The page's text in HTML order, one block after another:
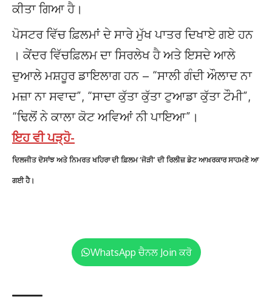
ਕੀਤਾ ਗਿਆ ਹੈ।
ਪੋਸਟਰ ਵਿੱਚ ਫ਼ਿਲਮਾਂ ਦੇ ਸਾਰੇ ਮੁੱਖ ਪਾਤਰ ਦਿਖਾਏ ਗਏ ਹਨ
। ਕੇਂਦਰ ਵਿੱਚਫ਼ਿਲਮ ਦਾ ਸਿਰਲੇਖ ਹੈ ਅਤੇ ਇਸਦੇ ਆਲੇ
ਦੁਆਲੇ ਮਸ਼ਹੂਰ ਡਾਇਲਾਗ ਹਨ – “ਸਾਲੀ ਗੰਦੀ ਔਲਾਦ ਨਾ
ਮਜ਼ਾ ਨਾ ਸਵਾਦ”, “ਸਾਦਾ ਕੁੱਤਾ ਕੁੱਤਾ ਟੁਆਡਾ ਕੁੱਤਾ ਟੌਮੀ”,
“ਢਿਲੋਂ ਨੇ ਕਾਲਾ ਕੋਟ ਅਵਿਆਂ ਨੀ ਪਾਇਆ”।
ਇਹ ਵੀ ਪੜ੍ਹੋ-
ਦਿਲਜੀਤ ਦੋਸਾਂਝ ਅਤੇ ਨਿਮਰਤ ਖਹਿਰਾ ਦੀ ਫ਼ਿਲਮ ‘ਜੋੜੀ’ ਦੀ ਰਿਲੀਜ਼ ਡੇਟ ਆਖ਼ਰਕਾਰ ਸਾਹਮਣੇ ਆ
ਗਈ ਹੈ।
WhatsApp ਚੈਨਲ Join ਕਰੋ